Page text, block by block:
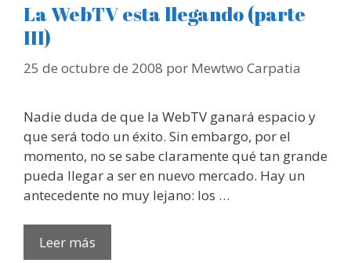
La WebTV esta llegando (parte
III)
25 de octubre de 2008 por Mewtwo Carpatia
Nadie duda de que la WebTV ganará espacio y
que será todo un éxito. Sin embargo, por el
momento, no se sabe claramente qué tan grande
pueda llegar a ser en nuevo mercado. Hay un
antecedente no muy lejano: los …
Leer más